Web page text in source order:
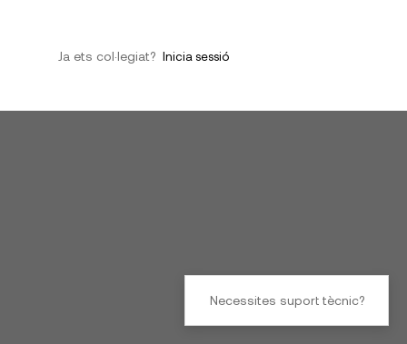
Ja ets col·legiat? Inicia sessió
Necessites suport tècnic?